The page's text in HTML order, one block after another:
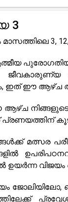
3
3,
ഇത് ഈ ആഴ്ച
നിങ്ങളുടെ
പ്രണയത്തിന്
മത്സര
ഉയർന്ന